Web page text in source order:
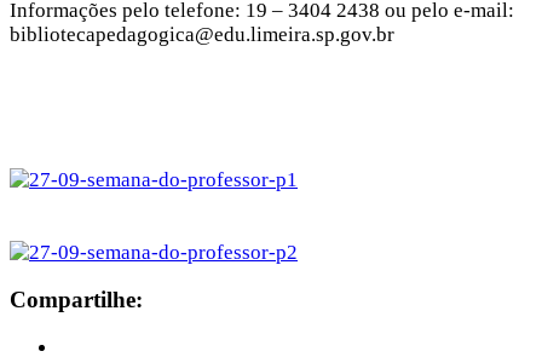
Informações pelo telefone: 19 – 3404 2438 ou pelo e-mail:
bibliotecapedagogica@edu.limeira.sp.gov.br
Compartilhe: